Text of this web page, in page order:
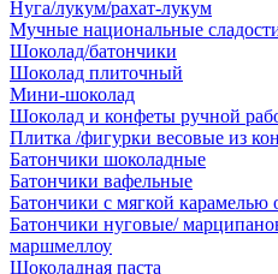
Нуга/лукум/рахат-лукум
Мучные национальные
Шоколад/батончики
Шоколад плиточный
Мини-шоколад
Шоколад и конфеты ручной
Плитка /фигурки весовые из
Батончики шоколадные
Батончики вафельные
Батончики с мягкой карамелью
Батончики нуговые/
маршмеллоу
Шоколадная паста